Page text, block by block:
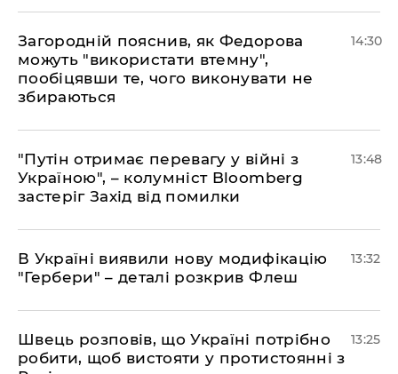
Загородній пояснив, як Федорова
можуть "використати втемну",
пообіцявши те, чого виконувати не
збираються
14:30
"Путін отримає перевагу у війні з
Україною", – колумніст Bloomberg
застеріг Захід від помилки
13:48
В Україні виявили нову модифікацію
"Гербери" – деталі розкрив Флеш
13:32
Швець розповів, що Україні потрібно
робити, щоб вистояти у протистоянні з
13:25